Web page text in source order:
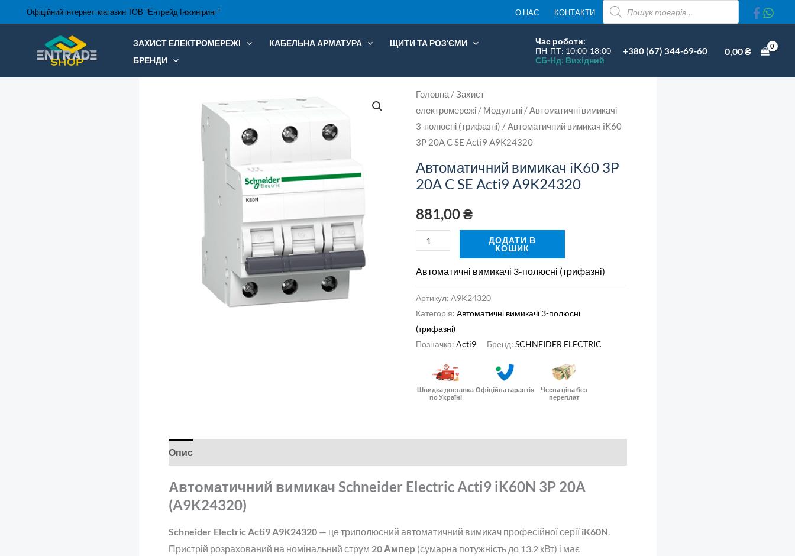
Перейти
до
Офіційний інтернет-магазин ТОВ "Ентрейд Інжиніринг" О НАС КОНТАКТИ
ПОШУК
ТОВАРІВ
ЗАХИСТ ЕЛЕКТРОМЕРЕЖІ КАБЕЛЬНА АРМАТУРА
ЩИТИ ТА РОЗ’ЄМИ
БРЕНДИ
Час роботи:
ПН-ПТ: 10:00-18:00
СБ-Нд: Вихідний
+380 (67) 344-69-60 0,00₴
Головна /Захист
електромережі / Модульні /Автоматичні вимикачі
3-полюсні (трифазні) / Автоматичний вимикач iK60
3P 20A C SE Acti9 A9K24320
Автоматичний вимикач iK60 3P
20A C SE Acti9 A9K24320
881,00₴
Автоматичний
вимикач
iK60
3P
20A
C
Acti9
A9K24320
кількість
ДОДАТИ В
КОШИК
Автоматичні вимикачі 3-полюсні (трифазні)
Артикул: A9K24320
Категорія: Автоматичні вимикачі 3-полюсні
(трифазні)
Позначка: Acti9 Бренд: SCHNEIDER ELECTRIC
Швидка доставка
по Україні
Офіційна гарантія
Чесна ціна без
переплат
Опис
Автоматичний вимикач Schneider Electric Acti9 iK60N 3P 20A
(A9K24320)
Schneider Electric Acti9 A9K24320— це триполюсний автоматичний вимикач професійної серіїiK60N.
Пристрій розрахований на номінальний струм 20 Ампер (сумарна потужність до 13.2 кВт) і має
3P
20A
Acti9
кількість